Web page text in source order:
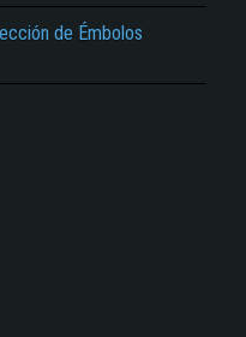
de Émbolos